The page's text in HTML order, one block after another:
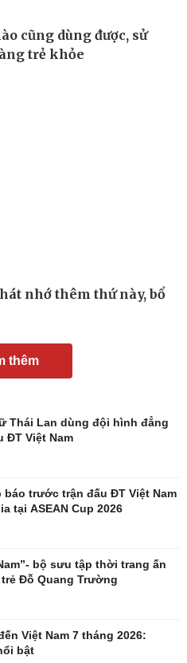
Sản phụ khoa
Nhi khoa
Sân khấu - Điện ảnh
Văn học
cũng dùng được, sử
trẻ khỏe
nhớ thêm thứ này, bổ
thêm
Thái Lan dùng đội hình đẳng
ĐT Việt Nam
báo trước trận đấu ĐT Việt Nam
tại ASEAN Cup 2026
bộ sưu tập thời trang ấn
Đỗ Quang Trường
Việt Nam 7 tháng 2026:
bật